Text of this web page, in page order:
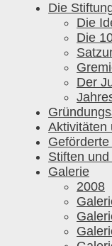
Die
Die
Die
Der
Aktivitäten
Stiften
Galerie
2008